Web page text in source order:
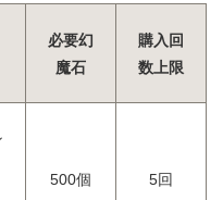
必要幻
魔石
購入回
数上限
500個 5回